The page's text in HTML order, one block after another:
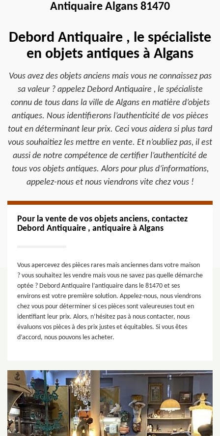
Antiquaire Algans 81470
Debord Antiquaire , le spécialiste
en objets antiques à Algans
Vous avez des objets anciens mais vous ne connaissez pas
sa valeur ? appelez Debord Antiquaire , le spécialiste
connu de tous dans la ville de Algans en matière d’objets
antiques. Nous identifierons l’authenticité de vos pièces
tout en déterminant leur prix. Ceci vous aidera si plus tard
vous souhaitiez les mettre en vente. Et n’oubliez pas, il est
aussi de notre compétence de certifier l’authenticité de
tous vos objets antiques. Alors pour plus d’informations,
appelez-nous et nous viendrons vite chez vous !
Pour la vente de vos objets anciens, contactez
Debord Antiquaire , antiquaire à Algans
Vous apercevez des pièces rares mais anciennes dans votre maison
? vous souhaitez les vendre mais vous ne savez pas quelle démarche
optée ? Debord Antiquaire l’antiquaire dans le 81470 et ses
environs est votre première solution. Appelez-nous, nous viendrons
chez vous pour déterminer si ces pièces sont valeureuses tout en
identifiant leur prix. Alors, n’hésitez pas à nous contacter, nous
évaluons vos pièces à des prix justes et équitables. Si vous êtes
d’accord, nous pouvons les acheter.